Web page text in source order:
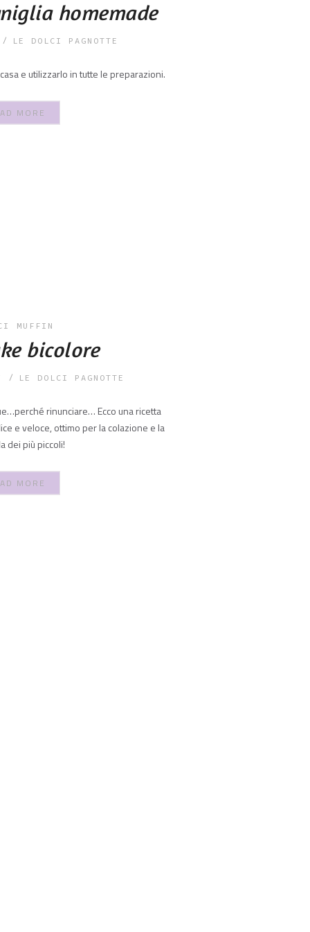
homemade
LE DOLCI PAGNOTTE
e utilizzarlo in tutte le preparazioni.
MORE
MUFFIN
bicolore
LE DOLCI PAGNOTTE
rinunciare… Ecco una ricetta
e veloce, ottimo per la colazione e la
dei più piccoli!
MORE